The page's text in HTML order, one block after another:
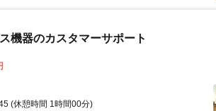
機器のカスタマーサポート
(休憩時間 1時間00分)